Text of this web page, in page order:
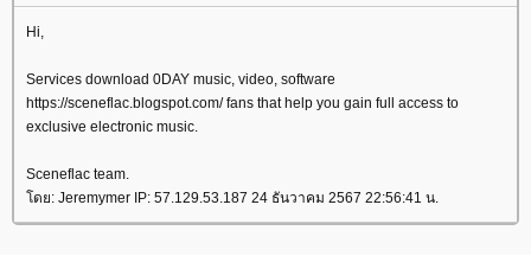
Hi,
Services download 0DAY music, video, software
https://sceneflac.blogspot.com/ fans that help you gain full access to
exclusive electronic music.
Sceneflac team.
โดย: Jeremymer IP: 57.129.53.187 24 ธันวาคม 2567 22:56:41 น.